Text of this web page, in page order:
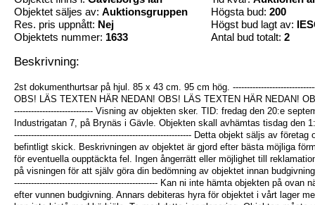
Objektet säljes av: Auktionsgruppen
Res. pris uppnått: Nej
Objektets nummer: 1633
Högsta bud: 200
Högst bud lagt av:
Antal bud totalt: 2
Beskrivning:
2st dokumenthurtsar på hjul. 85 x 43 cm. 95 cm hög.
OBS! LÄS TEXTEN HÄR NEDAN! OBS! LÄS TEXTEN HÄR NEDAN!
---------------------------- Visning av objekten sker. TID: fredag den 20:e
Industrigatan 7, på Brynäs i Gävle. Objekten skall avhämtas tisdag den
--------------------------------------------------------------- Detta objekt säljs av
befintligt skick. Beskrivningen av objektet är gjord efter bästa möjliga
för eventuella oupptäckta fel. Ingen ångerrätt eller möjlighet till
på visningen för att själv göra din bedömning av objektet innan
--------------------------------------------------- Kan ni inte hämta objekten på
efter vunnen budgivning. Annars debiteras hyra för objektet i vårt lager